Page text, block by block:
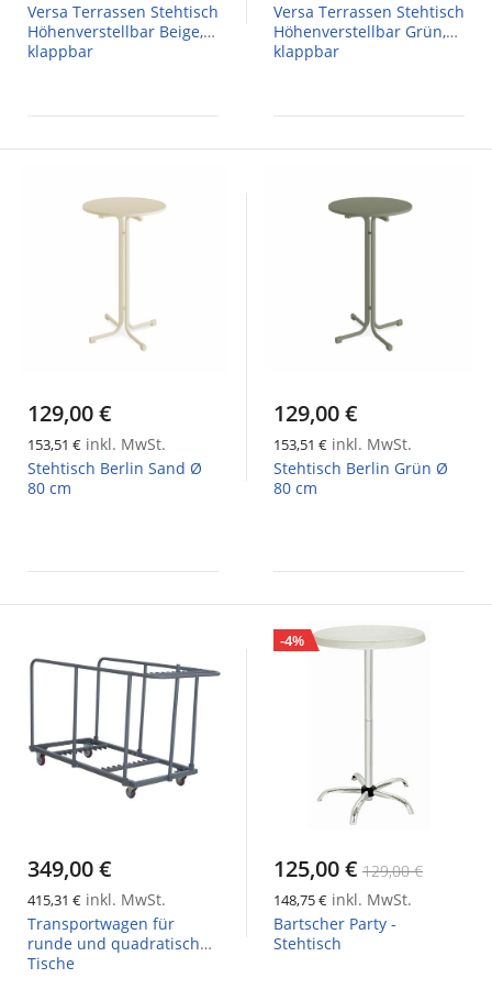
Versa Terrassen Stehtisch
Höhenverstellbar Beige,
klappbar
Versa Terrassen Stehtisch
Höhenverstellbar Grün,
klappbar
129,00 €
153,51 € inkl. MwSt.
Stehtisch Berlin Sand Ø
80 cm
129,00 €
153,51 € inkl. MwSt.
Stehtisch Berlin Grün Ø
80 cm
349,00 €
415,31 € inkl. MwSt.
Transportwagen für
runde und quadratische
Tische
-4%
125,00 € 129,00 €
148,75 € inkl. MwSt.
Bartscher Party -
Stehtisch